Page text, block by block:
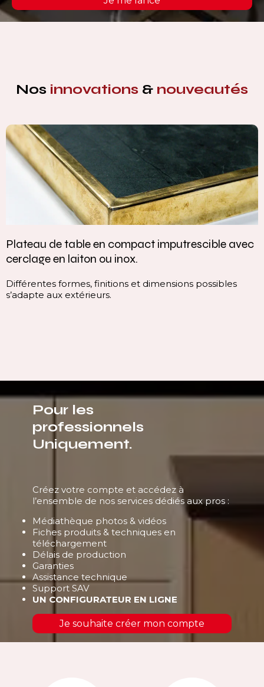
Nos innovations & nouveautés
Plateau de table en compact imputrescible avec
cerclage en laiton ou inox.
Différentes formes, finitions et dimensions possibles
s’adapte aux extérieurs.
Pour les
professionnels
Uniquement.
Créez votre compte et accédez à
l’ensemble de nos services dédiés aux pros :
Médiathèque photos & vidéos
Fiches produits & techniques en
téléchargement
Délais de production
Garanties
Assistance technique
Support SAV
UN CONFIGURATEUR EN LIGNE
Je souhaite créer mon compte